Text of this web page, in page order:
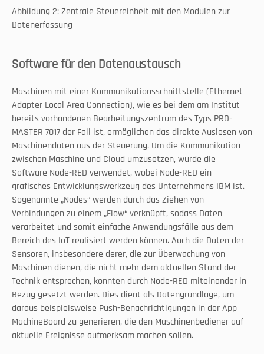
Abbildung 2: Zentrale Steuereinheit mit den Modulen zur
Datenerfassung
Software für den Datenaustausch
Maschinen mit einer Kommunikationsschnittstelle (Ethernet
Adapter Local Area Connection), wie es bei dem am Institut
bereits vorhandenen Bearbeitungszentrum des Typs PRO-
MASTER 7017 der Fall ist, ermöglichen das direkte Auslesen von
Maschinendaten aus der Steuerung. Um die Kommunikation
zwischen Maschine und Cloud umzusetzen, wurde die
Software Node-RED verwendet, wobei Node-RED ein
grafisches Entwicklungswerkzeug des Unternehmens IBM ist.
Sogenannte „Nodes“ werden durch das Ziehen von
Verbindungen zu einem „Flow“ verknüpft, sodass Daten
verarbeitet und somit einfache Anwendungsfälle aus dem
Bereich des IoT realisiert werden können. Auch die Daten der
Sensoren, insbesondere derer, die zur Überwachung von
Maschinen dienen, die nicht mehr dem aktuellen Stand der
Technik entsprechen, konnten durch Node-RED miteinander in
Bezug gesetzt werden. Dies dient als Datengrundlage, um
daraus beispielsweise Push-Benachrichtigungen in der App
MachineBoard zu generieren, die den Maschinenbediener auf
aktuelle Ereignisse aufmerksam machen sollen.